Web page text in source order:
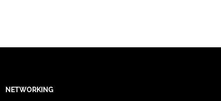
NETWORKING